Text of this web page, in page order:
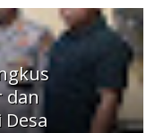
dan